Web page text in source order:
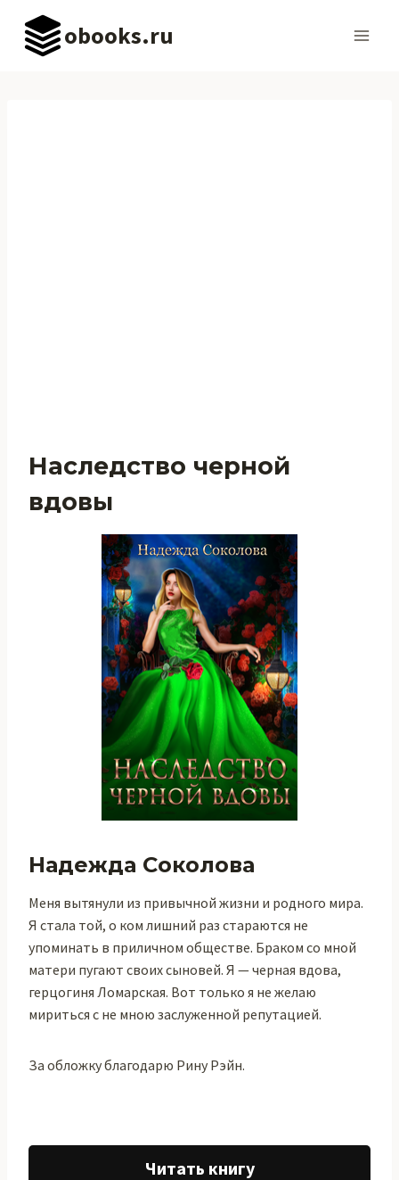
Перейти
содержимому
obooks.ru
Наследство черной
вдовы
Надежда Соколова
Меня вытянули из привычной жизни и родного мира.
Я стала той, о ком лишний раз стараются не
упоминать в приличном обществе. Браком со мной
матери пугают своих сыновей. Я — черная вдова,
герцогиня Ломарская. Вот только я не желаю
мириться с не мною заслуженной репутацией.
За обложку благодарю Рину Рэйн.
Читать книгу